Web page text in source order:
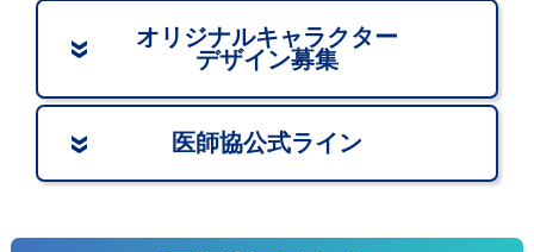
オリジナルキャラクター
デザイン募集
医師協公式ライン